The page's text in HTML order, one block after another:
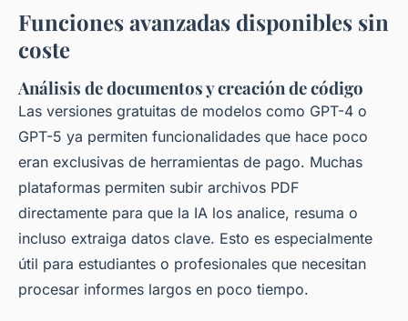
Funciones avanzadas disponibles sin
coste
Análisis de documentos y creación de código
Las versiones gratuitas de modelos como GPT-4 o
GPT-5 ya permiten funcionalidades que hace poco
eran exclusivas de herramientas de pago. Muchas
plataformas permiten subir archivos PDF
directamente para que la IA los analice, resuma o
incluso extraiga datos clave. Esto es especialmente
útil para estudiantes o profesionales que necesitan
procesar informes largos en poco tiempo.